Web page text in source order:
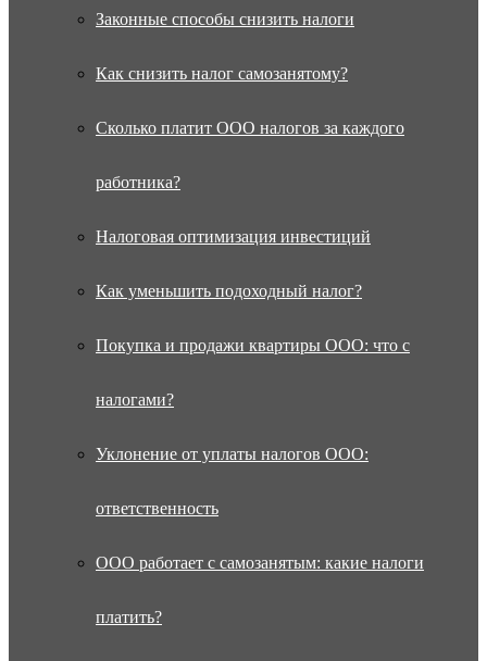
Законные способы снизить налоги
Как снизить налог самозанятому?
Сколько платит ООО налогов за каждого
работника?
Налоговая оптимизация инвестиций
Как уменьшить подоходный налог?
Покупка и продажи квартиры ООО: что с
налогами?
Уклонение от уплаты налогов ООО:
ответственность
ООО работает с самозанятым: какие налоги
платить?